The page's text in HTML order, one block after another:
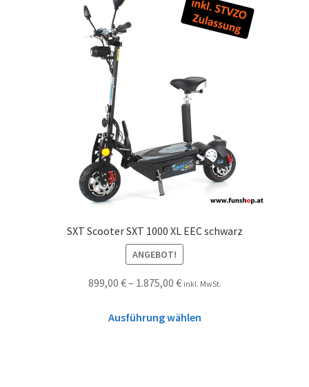
SXT Scooter SXT 1000 XL EEC schwarz
ANGEBOT!
899,00 €– 1.875,00 € inkl. MwSt.
Ausführung wählen